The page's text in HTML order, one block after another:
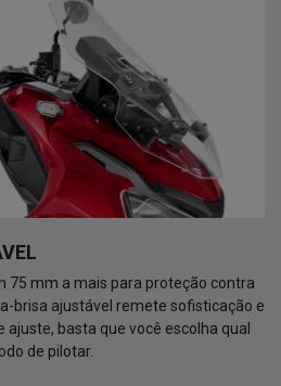
75 mm a mais para proteção contra
brisa ajustável remete sofisticação e
ajuste, basta que você escolha qual
de pilotar.